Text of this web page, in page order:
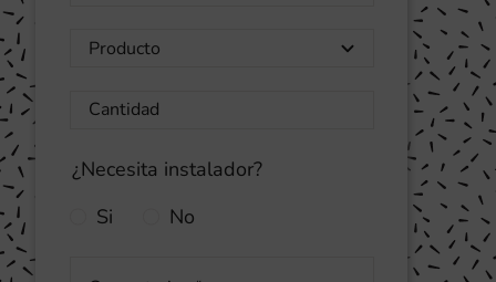
¿Necesita instalador?
Si
No